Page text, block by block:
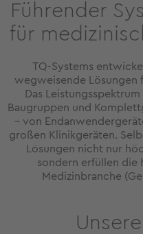
Führender
für
TQ-Systems
wegweisende Lösungen
Das
Baugruppen und
– von
großen Klinikgeräten.
Lösungen nicht nur
sondern erfüllen die
Medizinbranche